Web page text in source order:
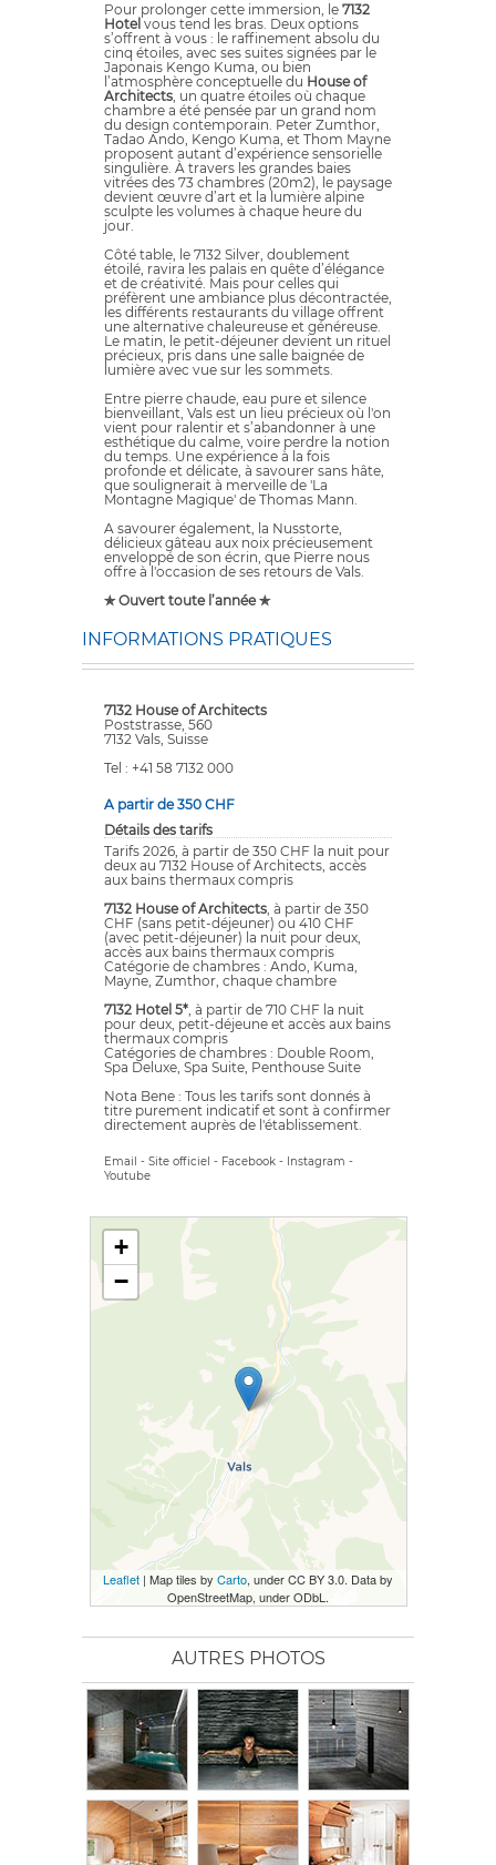
Pour prolonger cette immersion, le 7132
Hotel vous tend les bras. Deux options
s’offrent à vous : le raffinement absolu du
cinq étoiles, avec ses suites signées par le
Japonais Kengo Kuma, ou bien
l’atmosphère conceptuelle du House of
Architects, un quatre étoiles où chaque
chambre a été pensée par un grand nom
du design contemporain. Peter Zumthor,
Tadao Ando, Kengo Kuma, et Thom Mayne
proposent autant d’expérience sensorielle
singulière. À travers les grandes baies
vitrées des 73 chambres (20m2), le paysage
devient œuvre d’art et la lumière alpine
sculpte les volumes à chaque heure du
jour.
Côté table, le 7132 Silver, doublement
étoilé, ravira les palais en quête d’élégance
et de créativité. Mais pour celles qui
préfèrent une ambiance plus décontractée,
les différents restaurants du village offrent
une alternative chaleureuse et généreuse.
Le matin, le petit-déjeuner devient un rituel
précieux, pris dans une salle baignée de
lumière avec vue sur les sommets.
Entre pierre chaude, eau pure et silence
bienveillant, Vals est un lieu précieux où l'on
vient pour ralentir et s’abandonner à une
esthétique du calme, voire perdre la notion
du temps. Une expérience à la fois
profonde et délicate, à savourer sans hâte,
que soulignerait à merveille de 'La
Montagne Magique' de Thomas Mann.
A savourer également, la Nusstorte,
délicieux gâteau aux noix précieusement
enveloppé de son écrin, que Pierre nous
offre à l'occasion de ses retours de Vals.
✯ Ouvert toute l’année ✯
INFORMATIONS PRATIQUES
7132 House of Architects
Poststrasse, 560
7132 Vals, Suisse
Tel : +41 58 7132 000
A partir de 350 CHF
Détails des tarifs
Tarifs 2026, à partir de 350 CHF la nuit pour
deux au 7132 House of Architects, accès
aux bains thermaux compris
7132 House of Architects, à partir de 350
CHF (sans petit-déjeuner) ou 410 CHF
(avec petit-déjeuner) la nuit pour deux,
accès aux bains thermaux compris
Catégorie de chambres : Ando, Kuma,
Mayne, Zumthor, chaque chambre
7132 Hotel 5*, à partir de 710 CHF la nuit
pour deux, petit-déjeune et accès aux bains
thermaux compris
Catégories de chambres : Double Room,
Spa Deluxe, Spa Suite, Penthouse Suite
Nota Bene : Tous les tarifs sont donnés à
titre purement indicatif et sont à confirmer
directement auprès de l'établissement.
Email - Site officiel - Facebook - Instagram -
Youtube
+
−
Leaflet | Map tiles by Carto, under CC BY 3.0. Data by
OpenStreetMap, under ODbL.
AUTRES PHOTOS